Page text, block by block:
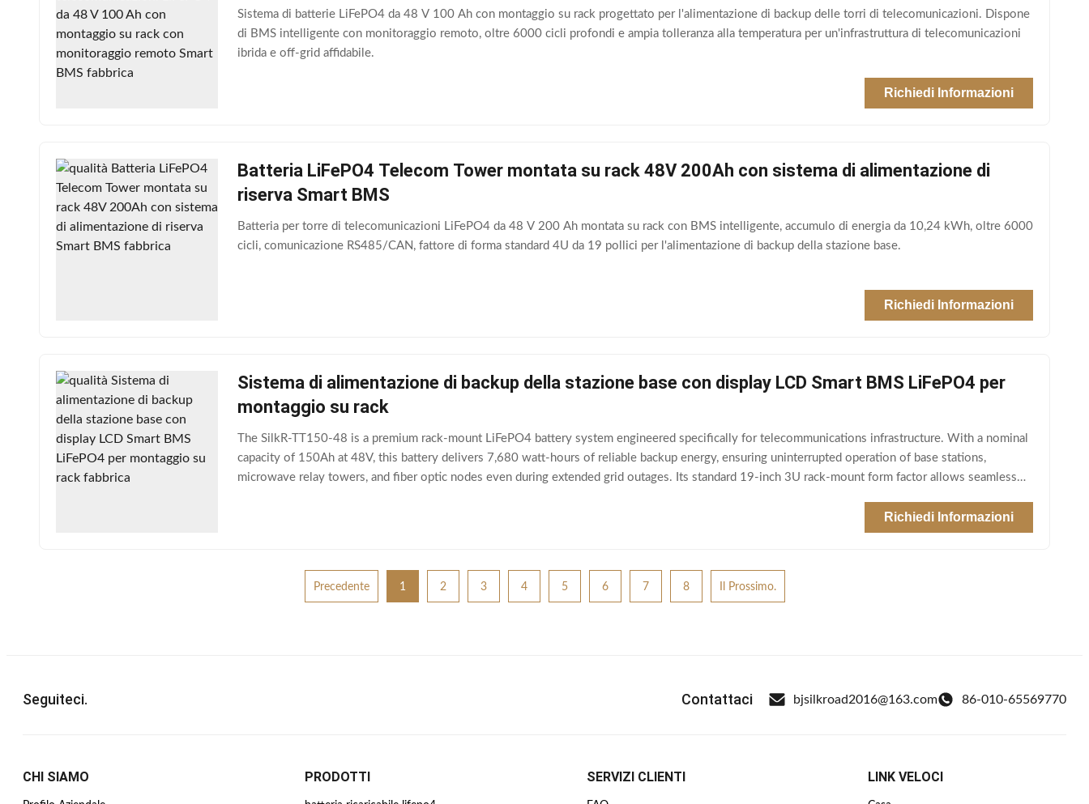
Sistema di batterie LiFePO4 da 48 V 100 Ah con montaggio su rack progettato per l'alimentazione di backup delle torri di telecomunicazioni. Dispone
di BMS intelligente con monitoraggio remoto, oltre 6000 cicli profondi e ampia tolleranza alla temperatura per un'infrastruttura di telecomunicazioni
ibrida e off-grid affidabile.
Richiedi Informazioni
Batteria LiFePO4 Telecom Tower montata su rack 48V 200Ah con sistema di alimentazione di
riserva Smart BMS
Batteria per torre di telecomunicazioni LiFePO4 da 48 V 200 Ah montata su rack con BMS intelligente, accumulo di energia da 10,24 kWh, oltre 6000
cicli, comunicazione RS485/CAN, fattore di forma standard 4U da 19 pollici per l'alimentazione di backup della stazione base.
Richiedi Informazioni
Sistema di alimentazione di backup della stazione base con display LCD Smart BMS LiFePO4 per
montaggio su rack
The SilkR-TT150-48 is a premium rack-mount LiFePO4 battery system engineered specifically for telecommunications infrastructure. With a nominal
capacity of 150Ah at 48V, this battery delivers 7,680 watt-hours of reliable backup energy, ensuring uninterrupted operation of base stations,
microwave relay towers, and fiber optic nodes even during extended grid outages. Its standard 19-inch 3U rack-mount form factor allows seamless
Richiedi Informazioni
Precedente 1 2 3 4 5 6 7 8 Il Prossimo.
Seguiteci. Contattaci bjsilkroad2016@163.com 86-010-65569770
CHI SIAMO PRODOTTI SERVIZI CLIENTI LINK VELOCI